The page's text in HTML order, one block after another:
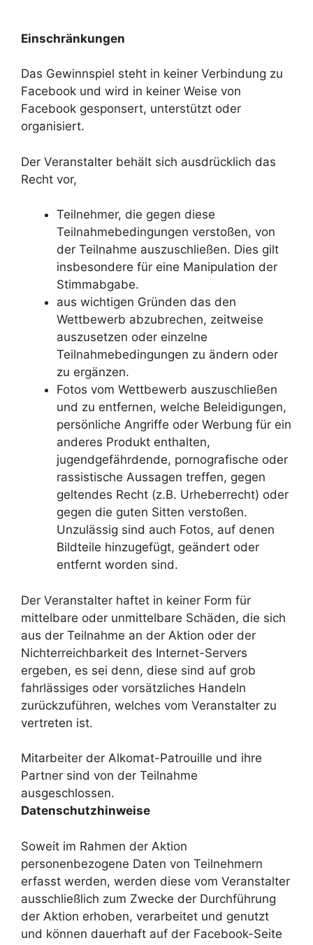
Einschränkungen
Das Gewinnspiel steht in keiner Verbindung zu
Facebook und wird in keiner Weise von
Facebook gesponsert, unterstützt oder
organisiert.
Der Veranstalter behält sich ausdrücklich das
Recht vor,
Teilnehmer, die gegen diese
Teilnahmebedingungen verstoßen, von
der Teilnahme auszuschließen. Dies gilt
insbesondere für eine Manipulation der
Stimmabgabe.
aus wichtigen Gründen das den
Wettbewerb abzubrechen, zeitweise
auszusetzen oder einzelne
Teilnahmebedingungen zu ändern oder
zu ergänzen.
Fotos vom Wettbewerb auszuschließen
und zu entfernen, welche Beleidigungen,
persönliche Angriffe oder Werbung für ein
anderes Produkt enthalten,
jugendgefährdende, pornografische oder
rassistische Aussagen treffen, gegen
geltendes Recht (z.B. Urheberrecht) oder
gegen die guten Sitten verstoßen.
Unzulässig sind auch Fotos, auf denen
Bildteile hinzugefügt, geändert oder
entfernt worden sind.
Der Veranstalter haftet in keiner Form für
mittelbare oder unmittelbare Schäden, die sich
aus der Teilnahme an der Aktion oder der
Nichterreichbarkeit des Internet-Servers
ergeben, es sei denn, diese sind auf grob
fahrlässiges oder vorsätzliches Handeln
zurückzuführen, welches vom Veranstalter zu
vertreten ist.
Mitarbeiter der Alkomat-Patrouille und ihre
Partner sind von der Teilnahme
ausgeschlossen.
Datenschutzhinweise
Soweit im Rahmen der Aktion
personenbezogene Daten von Teilnehmern
erfasst werden, werden diese vom Veranstalter
ausschließlich zum Zwecke der Durchführung
der Aktion erhoben, verarbeitet und genutzt
und können dauerhaft auf der Facebook-Seite